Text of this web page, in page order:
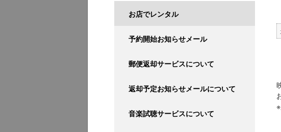
お店でレンタル
予約開始お知らせメール
郵便返却サービスについて
返却予定お知らせメールについて
音楽試聴サービスについて